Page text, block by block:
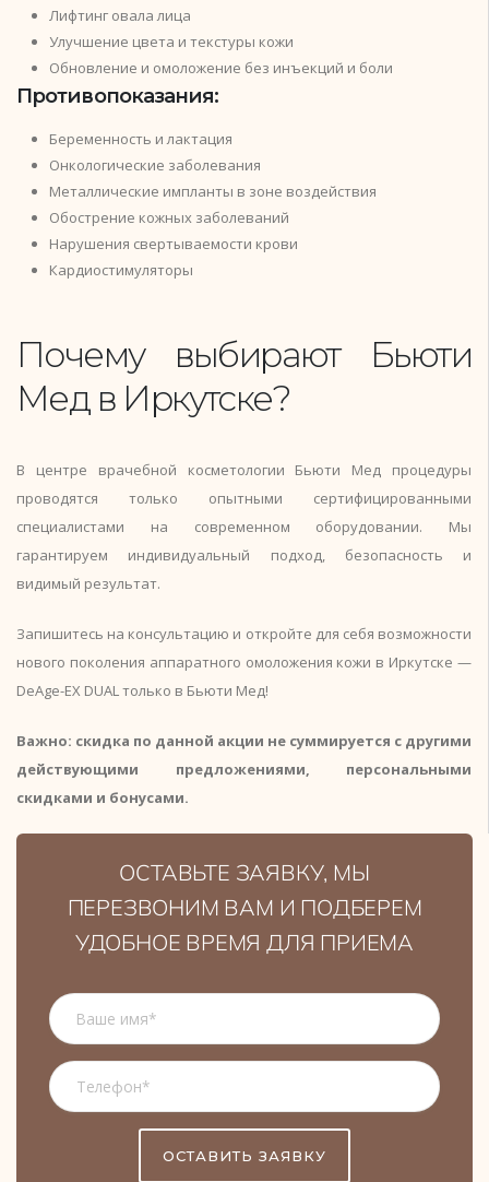
Лифтинг овала лица
Улучшение цвета и текстуры кожи
Обновление и омоложение без инъекций и боли
Противопоказания:
Беременность и лактация
Онкологические заболевания
Металлические импланты в зоне воздействия
Обострение кожных заболеваний
Нарушения свертываемости крови
Кардиостимуляторы
Почему выбирают Бьюти
Мед в Иркутске?
В центре врачебной косметологии Бьюти Мед процедуры
проводятся только опытными сертифицированными
специалистами на современном оборудовании. Мы
гарантируем индивидуальный подход, безопасность и
видимый результат.
Запишитесь на консультацию и откройте для себя возможности
нового поколения аппаратного омоложения кожи в Иркутске —
DeAge-EX DUAL только в Бьюти Мед!
Важно: скидка по данной акции не суммируется с другими
действующими предложениями, персональными
скидками и бонусами.
ОСТАВЬТЕ ЗАЯВКУ, МЫ
ПЕРЕЗВОНИМ ВАМ И ПОДБЕРЕМ
УДОБНОЕ ВРЕМЯ ДЛЯ ПРИЕМА
ОСТАВИТЬ ЗАЯВКУ